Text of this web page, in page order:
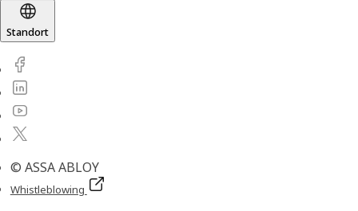
Standort
© ASSA ABLOY
Whistleblowing